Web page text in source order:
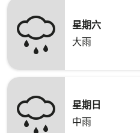
星期六
大雨
星期日
中雨